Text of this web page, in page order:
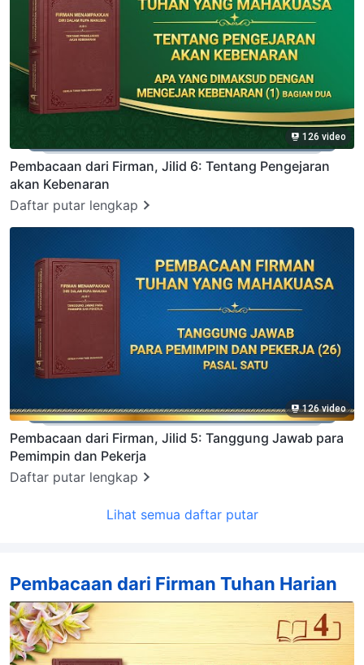
126 video
Pembacaan dari Firman, Jilid 6: Tentang Pengejaran
akan Kebenaran
Daftar putar lengkap
126 video
Pembacaan dari Firman, Jilid 5: Tanggung Jawab para
Pemimpin dan Pekerja
Daftar putar lengkap
Lihat semua daftar putar
Pembacaan dari Firman Tuhan Harian